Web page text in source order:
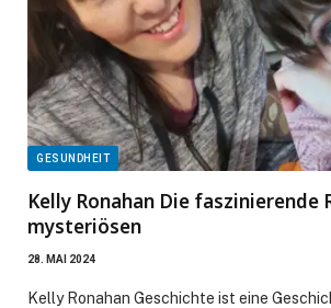
GESUNDHEIT
Kelly Ronahan Die faszinierende
mysteriösen
28. MAI 2024
Kelly Ronahan Geschichte ist eine